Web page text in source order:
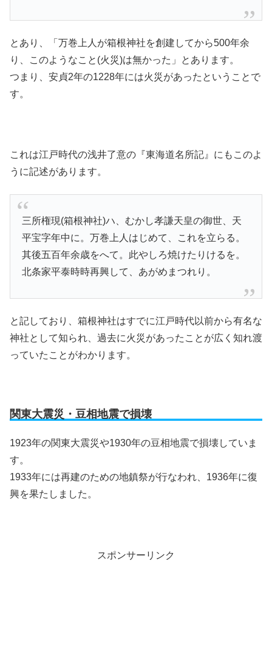
とあり、「万巻上人が箱根神社を創建してから500年余
り、このようなこと(火災)は無かった」とあります。
つまり、安貞2年の1228年には火災があったということで
す。
これは江戸時代の浅井了意の『東海道名所記』にもこのよ
うに記述があります。
三所権現(箱根神社)ハ、むかし孝謙天皇の御世、天
平宝字年中に。万巻上人はじめて、これを立らる。
其後五百年余歳をへて。此やしろ焼けたりけるを。
北条家平泰時時再興して、あがめまつれり。
と記しており、箱根神社はすでに江戸時代以前から有名な
神社として知られ、過去に火災があったことが広く知れ渡
っていたことがわかります。
関東大震災・豆相地震で損壊
1923年の関東大震災や1930年の豆相地震で損壊していま
す。
1933年には再建のための地鎮祭が行なわれ、1936年に復
興を果たしました。
スポンサーリンク